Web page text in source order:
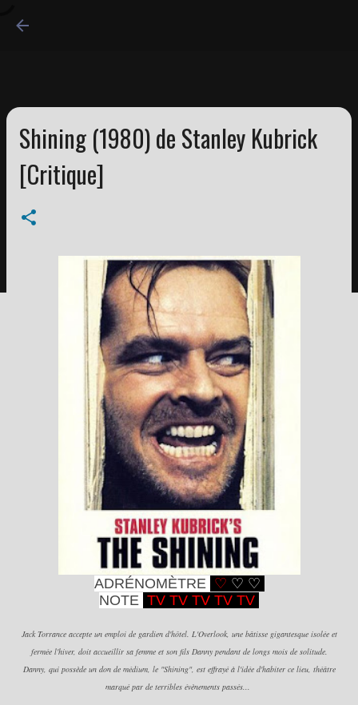
Shining (1980) de Stanley Kubrick
[Critique]
ADRÉNOMÈTRE ♡ ♡ ♡
NOTE TV TV TV TV TV
Jack Torrance accepte un emploi de gardien d'hôtel. L'Overlook, une bâtisse gigantesque isolée et
fermée l'hiver, doit accueillir sa femme et son fils Danny pendant de longs mois de solitude.
Danny, qui possède un don de médium, le "Shining", est effrayé à l'idée d'habiter ce lieu, théâtre
marqué par de terribles évènements passés...